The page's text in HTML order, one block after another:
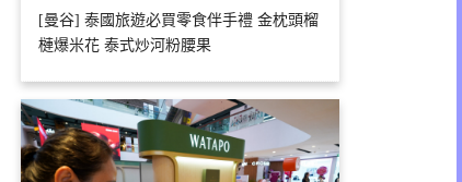
[曼谷] 泰國旅遊必買零食伴手禮 金枕頭榴
槤爆米花 泰式炒河粉腰果